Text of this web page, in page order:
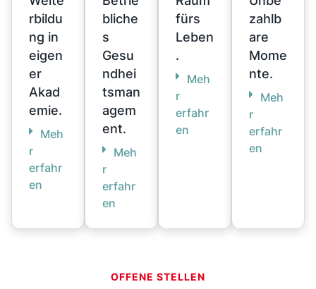
rbildu
ng in
eigen
er
Akad
emie.
Meh
r
erfahr
en
bliche
s
Gesu
ndhei
tsman
agem
ent.
Meh
r
erfahr
en
fürs
Leben
.
Meh
r
erfahr
en
zahlb
are
Mome
nte.
Meh
r
erfahr
en
OFFENE STELLEN